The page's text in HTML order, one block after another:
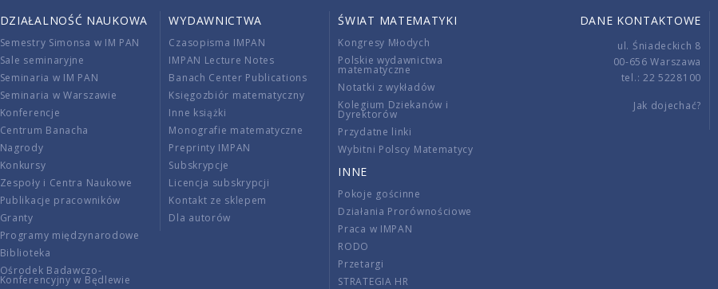
DZIAŁALNOŚĆ NAUKOWA
Semestry Simonsa w IM PAN
Sale seminaryjne
Seminaria w IM PAN
Seminaria w Warszawie
Konferencje
Centrum Banacha
Nagrody
Konkursy
Zespoły i Centra Naukowe
Publikacje pracowników
Granty
Programy międzynarodowe
Biblioteka
Ośrodek Badawczo-
Konferencyjny w Będlewie
WYDAWNICTWA
Czasopisma IMPAN
IMPAN Lecture Notes
Banach Center Publications
Księgozbiór matematyczny
Inne książki
Monografie matematyczne
Preprinty IMPAN
Subskrypcje
Licencja subskrypcji
Kontakt ze sklepem
Dla autorów
ŚWIAT MATEMATYKI
Kongresy Młodych
Polskie wydawnictwa
matematyczne
Notatki z wykładów
Kolegium Dziekanów i
Dyrektorów
Przydatne linki
Wybitni Polscy Matematycy
INNE
Pokoje gościnne
Działania Prorównościowe
Praca w IMPAN
RODO
Przetargi
STRATEGIA HR
DANE KONTAKTOWE
ul. Śniadeckich 8
00-656 Warszawa
tel.: 22 5228100
Jak dojechać?